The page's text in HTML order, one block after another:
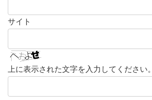
サイト
上に表示された文字を入力してください。